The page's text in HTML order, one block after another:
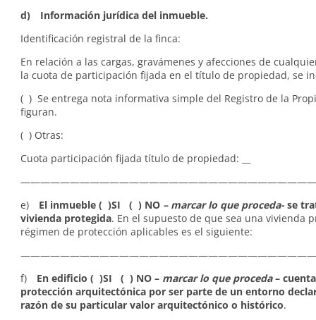
d) Información jurídica del inmueble.
Identificación registral de la finca:
En relación a las cargas, gravámenes y afecciones de
la cuota de participación fijada en el título de propiedad, se
( ) Se entrega nota informativa simple del Registro de la
figuran.
( ) Otras:
Cuota participación fijada título de propiedad: __
e) El inmueble ( )SI ( ) NO – marcar lo que proceda- se
vivienda protegida. En el supuesto de que sea una vivienda
régimen de protección aplicables es el siguiente:
f) En edificio ( )SI ( ) NO – marcar lo que proceda–
protección arquitectónica por ser parte de un entorno
razón de su particular valor arquitectónico o histórico.